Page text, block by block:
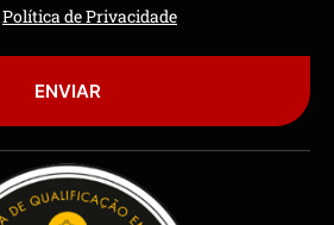
Política de Privacidade
ENVIAR